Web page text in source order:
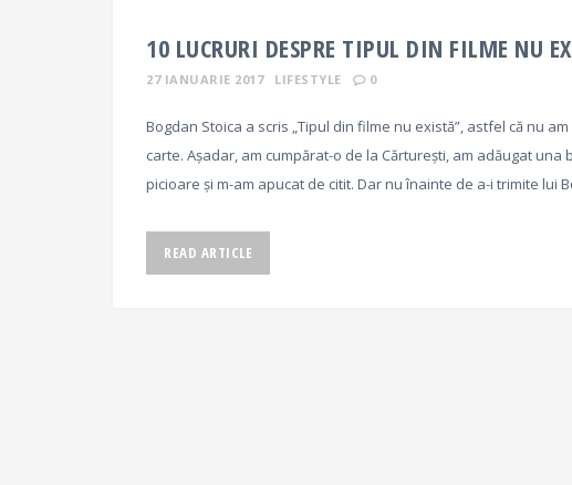
10 LUCRURI DESPRE TIPUL DIN FILME NU
27 IANUARIE 2017 LIFESTYLE 0
Bogdan Stoica a scris „Tipul din filme nu există”, astfel că nu
carte. Așadar, am cumpărat-o de la Cărturești, am adăugat
picioare și m-am apucat de citit. Dar nu înainte de a-i trimite lui
READ ARTICLE